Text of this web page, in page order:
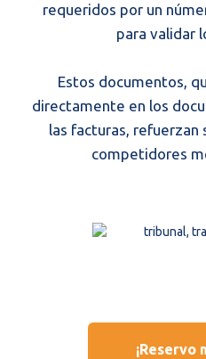
requeridos por un
para validar
Estos documentos,
directamente en los
las facturas,
competidores
¡Reservo